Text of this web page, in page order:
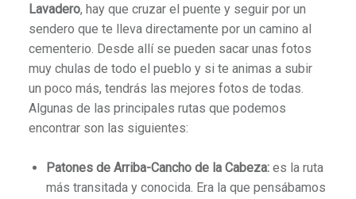
Lavadero, hay que cruzar el puente y seguir por un
sendero que te lleva directamente por un camino al
cementerio. Desde allí se pueden sacar unas fotos
muy chulas de todo el pueblo y si te animas a subir
un poco más, tendrás las mejores fotos de todas.
Algunas de las principales rutas que podemos
encontrar son las siguientes:
Patones de Arriba-Cancho de la Cabeza:es la ruta
más transitada y conocida. Era la que pensábamos